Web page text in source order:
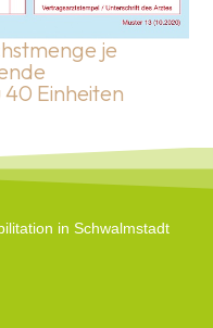
je
40 Einheiten
in Schwalmstadt